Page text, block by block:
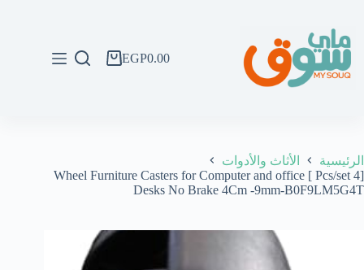
المحتوى
عربةEGP0.00
الرئيسية
الأثاث والأدوات
[4 Pcs/set ] Wheel Furniture Casters for Computer and office
Desks No Brake 4Cm -9mm-B0F9LM5G4T